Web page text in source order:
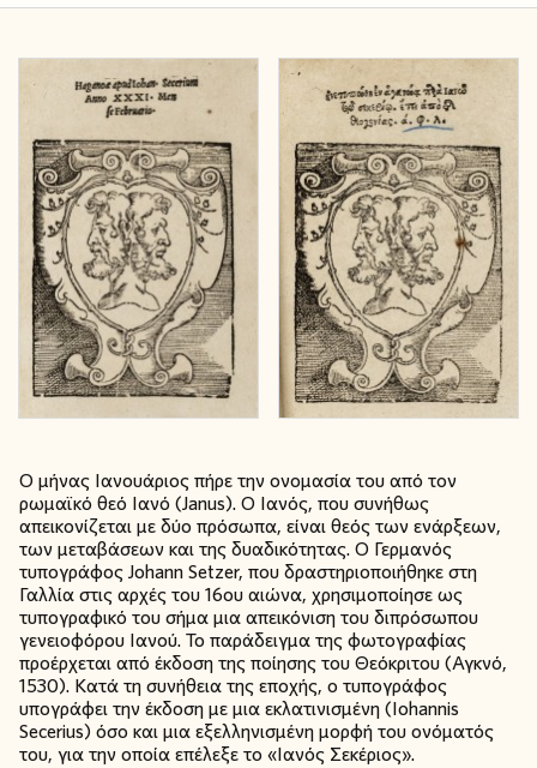
Ο μήνας Ιανουάριος πήρε την ονομασία του από τον
ρωμαϊκό θεό Ιανό (Janus). Ο Ιανός, που συνήθως
απεικονίζεται με δύο πρόσωπα, είναι θεός των ενάρξεων,
των μεταβάσεων και της δυαδικότητας. Ο Γερμανός
τυπογράφος Johann Setzer, που δραστηριοποιήθηκε στη
Γαλλία στις αρχές του 16ου αιώνα, χρησιμοποίησε ως
τυπογραφικό του σήμα μια απεικόνιση του διπρόσωπου
γενειοφόρου Ιανού. Το παράδειγμα της φωτογραφίας
προέρχεται από έκδοση της ποίησης του Θεόκριτου (Αγκνό,
1530). Κατά τη συνήθεια της εποχής, ο τυπογράφος
υπογράφει την έκδοση με μια εκλατινισμένη (Iohannis
Secerius) όσο και μια εξελληνισμένη μορφή του ονόματός
του, για την οποία επέλεξε το «Ιανός Σεκέριος».